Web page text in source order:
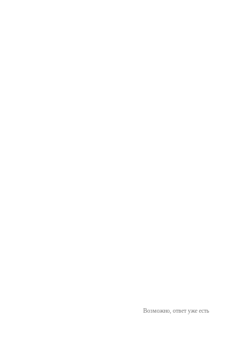
Возможно, ответ уже есть